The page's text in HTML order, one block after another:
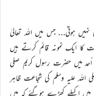
نہیں ہوتی… جس میں اللہ تعالیٰ
کا ایک نمونہ قائم کرتے ہیں
اُحد میں حضرت رسول کریم صلی
اللہ علیہ وسلم کی شجاعت ظاہر
میں اکیلے کھڑے ہوگئے کہ میں